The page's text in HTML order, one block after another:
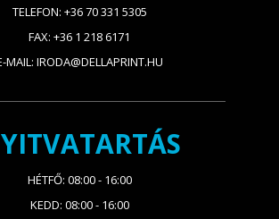
TELEFON: +36 70 331 5305
FAX: +36 1 218 6171
MAIL: IRODA@DELLAPRINT.HU
HÉTFŐ: 08:00 - 16:00
KEDD: 08:00 - 16:00